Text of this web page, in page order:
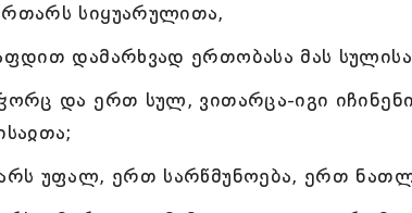
სიყუარულითა,
დამარხვად ერთობასა მას
და ერთ სულ, ვითარცა-იგი
უფალ, ერთ სარწმუნოება, ერთ